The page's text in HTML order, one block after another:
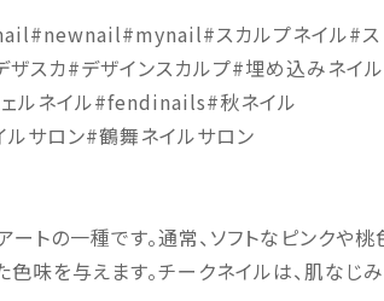
スカルプネイル#ス
スカ#デザインスカルプ#埋め込みネイル
ルネイル#fendinails#秋ネイル
サロン#鶴舞ネイルサロン
トの一種です。通常、ソフトなピンクや桃
味を与えます。チークネイルは、肌なじみ